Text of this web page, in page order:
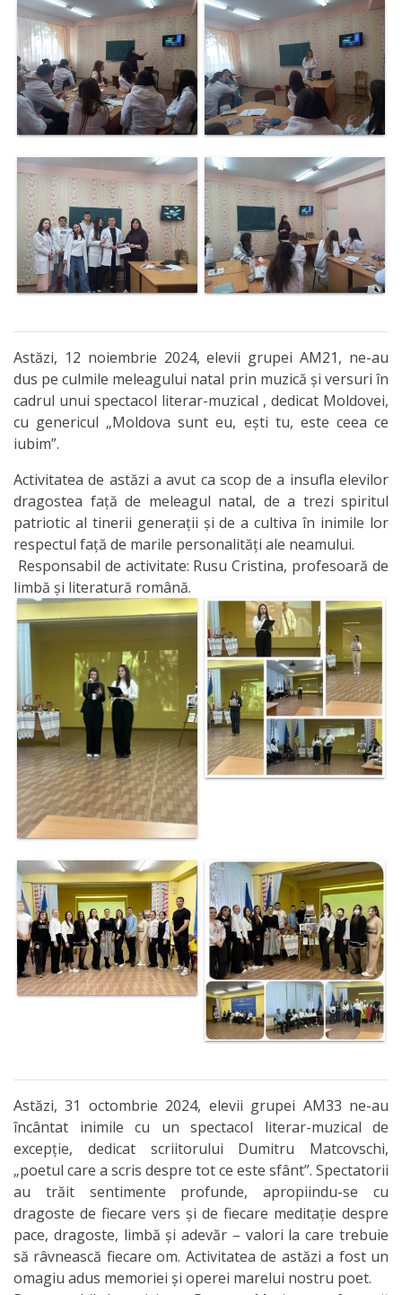
Astăzi, 12 noiembrie 2024, elevii grupei AM21, ne-au
dus pe culmile meleagului natal prin muzică și versuri în
cadrul unui spectacol literar-muzical , dedicat Moldovei,
cu genericul „Moldova sunt eu, ești tu, este ceea ce
iubim”.
Activitatea de astăzi a avut ca scop de a insufla elevilor
dragostea față de meleagul natal, de a trezi spiritul
patriotic al tinerii generații și de a cultiva în inimile lor
respectul față de marile personalități ale neamului.
Responsabil de activitate: Rusu Cristina, profesoară de
limbă și literatură română.
Astăzi, 31 octombrie 2024, elevii grupei AM33 ne-au
încântat inimile cu un spectacol literar-muzical de
excepție, dedicat scriitorului Dumitru Matcovschi,
„poetul care a scris despre tot ce este sfânt”. Spectatorii
au trăit sentimente profunde, apropiindu-se cu
dragoste de fiecare vers și de fiecare meditație despre
pace, dragoste, limbă și adevăr – valori la care trebuie
să râvnească fiecare om. Activitatea de astăzi a fost un
omagiu adus memoriei și operei marelui nostru poet.